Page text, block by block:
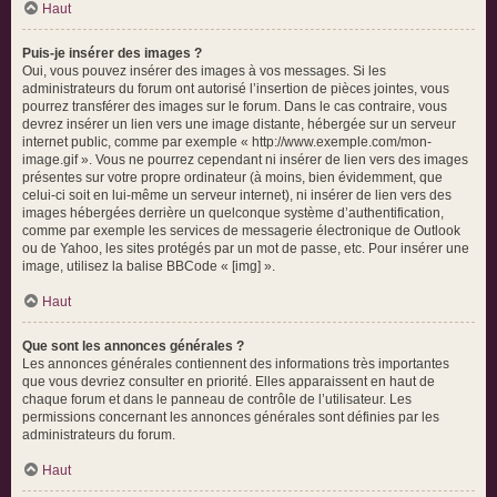
Haut
Puis-je insérer des images ?
Oui, vous pouvez insérer des images à vos messages. Si les
administrateurs du forum ont autorisé l’insertion de pièces jointes, vous
pourrez transférer des images sur le forum. Dans le cas contraire, vous
devrez insérer un lien vers une image distante, hébergée sur un serveur
internet public, comme par exemple « http://www.exemple.com/mon-
image.gif ». Vous ne pourrez cependant ni insérer de lien vers des images
présentes sur votre propre ordinateur (à moins, bien évidemment, que
celui-ci soit en lui-même un serveur internet), ni insérer de lien vers des
images hébergées derrière un quelconque système d’authentification,
comme par exemple les services de messagerie électronique de Outlook
ou de Yahoo, les sites protégés par un mot de passe, etc. Pour insérer une
image, utilisez la balise BBCode « [img] ».
Haut
Que sont les annonces générales ?
Les annonces générales contiennent des informations très importantes
que vous devriez consulter en priorité. Elles apparaissent en haut de
chaque forum et dans le panneau de contrôle de l’utilisateur. Les
permissions concernant les annonces générales sont définies par les
administrateurs du forum.
Haut